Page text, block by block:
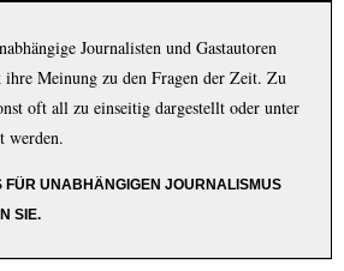
Journalisten und Gastautoren
Meinung zu den Fragen der Zeit. Zu
oft all zu einseitig dargestellt oder unter
werden.
FÜR UNABHÄNGIGEN JOURNALISMUS
SIE.